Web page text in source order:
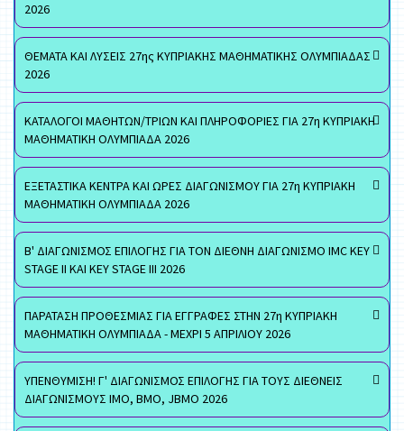
2026
ΘΕΜΑΤΑ ΚΑΙ ΛΥΣΕΙΣ 27ης ΚΥΠΡΙΑΚΗΣ ΜΑΘΗΜΑΤΙΚΗΣ ΟΛΥΜΠΙΑΔΑΣ
2026
ΚΑΤΑΛΟΓΟΙ ΜΑΘΗΤΩΝ/ΤΡΙΩΝ ΚΑΙ ΠΛΗΡΟΦΟΡΙΕΣ ΓΙΑ 27η ΚΥΠΡΙΑΚΗ
ΜΑΘΗΜΑΤΙΚΗ ΟΛΥΜΠΙΑΔΑ 2026
ΕΞΕΤΑΣΤΙΚΑ ΚΕΝΤΡΑ ΚΑΙ ΩΡΕΣ ΔΙΑΓΩΝΙΣΜΟΥ ΓΙΑ 27η ΚΥΠΡΙΑΚΗ
ΜΑΘΗΜΑΤΙΚΗ ΟΛΥΜΠΙΑΔΑ 2026
Β' ΔΙΑΓΩΝΙΣΜΟΣ ΕΠΙΛΟΓΗΣ ΓΙΑ ΤΟΝ ΔΙΕΘΝΗ ΔΙΑΓΩΝΙΣΜΟ IMC KEY
STAGE II ΚΑΙ KEY STAGE III 2026
ΠΑΡΑΤΑΣΗ ΠΡΟΘΕΣΜΙΑΣ ΓΙΑ ΕΓΓΡΑΦΕΣ ΣΤΗΝ 27η ΚΥΠΡΙΑΚΗ
ΜΑΘΗΜΑΤΙΚΗ ΟΛΥΜΠΙΑΔΑ - ΜΕΧΡΙ 5 ΑΠΡΙΛΙΟΥ 2026
ΥΠΕΝΘΥΜΙΣΗ! Γ' ΔΙΑΓΩΝΙΣΜΟΣ ΕΠΙΛΟΓΗΣ ΓΙΑ ΤΟΥΣ ΔΙΕΘΝΕΙΣ
ΔΙΑΓΩΝΙΣΜΟΥΣ ΙΜΟ, ΒΜΟ, JBMO 2026